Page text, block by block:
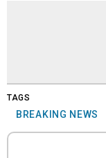
TAGS
BREAKING NEWS